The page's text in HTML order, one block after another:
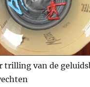
trilling van de